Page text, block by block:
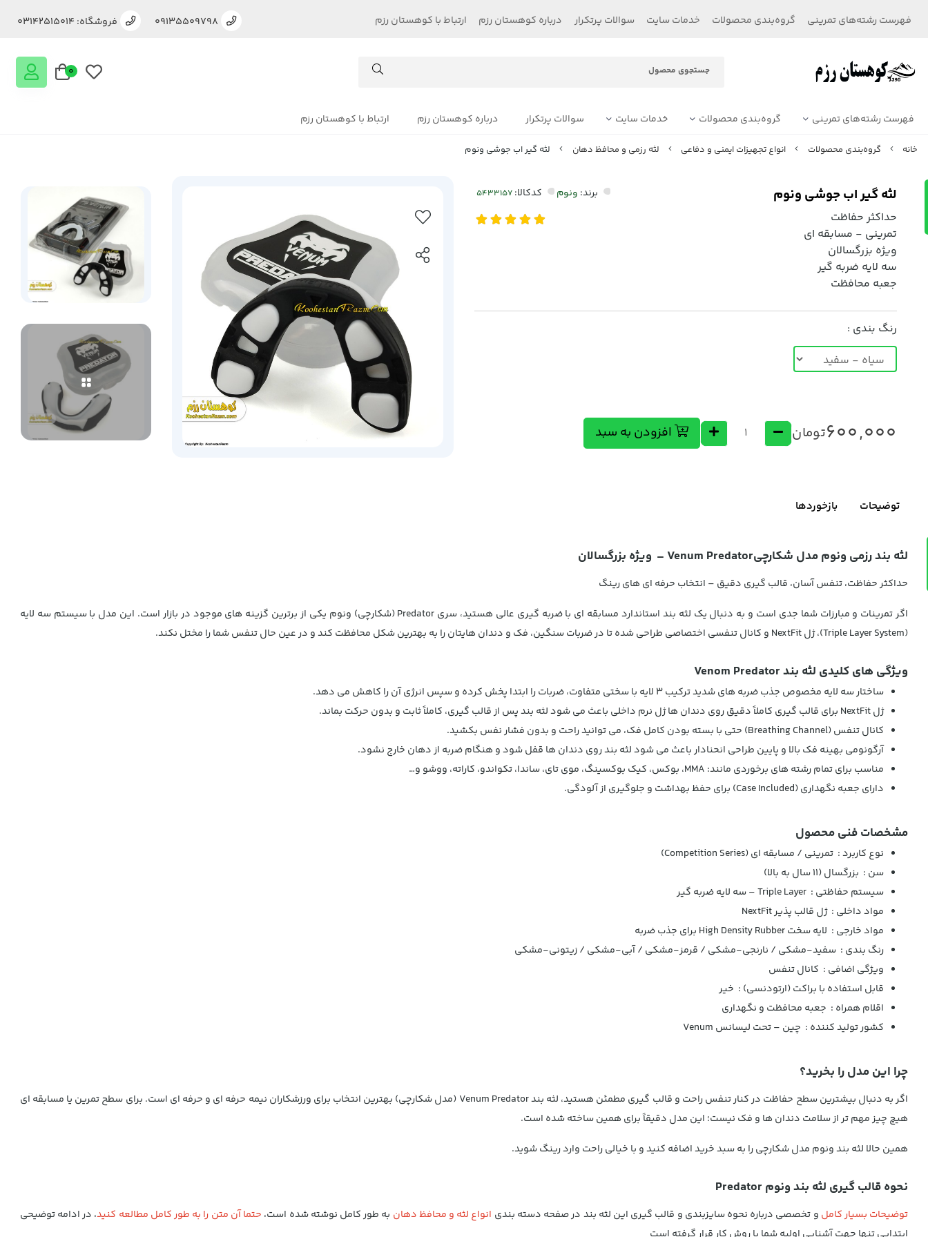
فهرست رشته‌های تمرینی گروه‌بندی محصولات خدمات سایت سوالات پرتکرار درباره کوهستان رزم ارتباط با کوهستان رزم 09135509798 فروشگاه: 03142515014
0
فهرست رشته‌های تمرینی گروه‌بندی محصولات خدمات سایت سوالات پرتکرار درباره کوهستان رزم ارتباط با کوهستان رزم
خانه گروه‌بندی محصولات انواع تجهیزات ایمنی و دفاعی لثه رزمی و محافظ دهان لثه گیر اب جوشی ونوم
لثه گیر اب جوشی ونوم
حداکثر حفاظت
تمرینی - مسابقه ای
ویژه بزرگسالان
سه لایه ضربه گیر
جعبه محافظت
برند: ونوم کدکالا:
رنگ بندی :
600,000تومان افزودن به سبد
توضیحات بازخوردها
لثه بند رزمی ونوم مدل شکارچیVenum Predator – ویژه بزرگسالان
حداکثر حفاظت، تنفس آسان، قالب گیری دقیق – انتخاب حرفه ای های رینگ
اگر تمرینات و مبارزات شما جدی است و به دنبال یک لثه بند استاندارد مسابقه ای با ضربه گیری عالی هستید، سری Predator (شکارچی) ونوم یکی از برترین گزینه های موجود در بازار است. این مدل با سیستم سه لایه
(Triple Layer System)، ژل NextFit و کانال تنفسی اختصاصی طراحی شده تا در ضربات سنگین، فک و دندان هایتان را به بهترین شکل محافظت کند و در عین حال تنفس شما را مختل نکند.
ویژگی های کلیدی لثه بند Venom Predator
ساختار سه لایه مخصوص جذب ضربه های شدید ترکیب ۳ لایه با سختی متفاوت، ضربات را ابتدا پخش کرده و سپس انرژی آن را کاهش می دهد.
ژل NextFit برای قالب گیری کاملاً دقیق روی دندان ها ژل نرم داخلی باعث می شود لثه بند پس از قالب گیری، کاملاً ثابت و بدون حرکت بماند.
کانال تنفس (Breathing Channel) حتی با بسته بودن کامل فک، می توانید راحت و بدون فشار نفس بکشید.
آرگونومی بهینه فک بالا و پایین طراحی انحنادار باعث می شود لثه بند روی دندان ها قفل شود و هنگام ضربه از دهان خارج نشود.
مناسب برای تمام رشته های برخوردی مانند: MMA، بوکس، کیک بوکسینگ، موی تای، ساندا، تکواندو، کاراته، ووشو و…
دارای جعبه نگهداری (Case Included) برای حفظ بهداشت و جلوگیری از آلودگی.
مشخصات فنی محصول
نوع کاربرد : تمرینی / مسابقه ای (Competition Series)
سن : بزرگسال (1۱ سال به بالا)
سیستم حفاظتی : Triple Layer – سه لایه ضربه گیر
مواد داخلی : ژل قالب پذیر NextFit
مواد خارجی : لایه سخت High Density Rubber برای جذب ضربه
رنگ بندی : سفید-مشکی / نارنجی-مشکی / قرمز-مشکی / آبی-مشکی / زیتونی-مشکی
ویژگی اضافی : کانال تنفس
قابل استفاده با براکت (ارتودنسی) : خیر
اقلام همراه : جعبه محافظت و نگهداری
کشور تولید کننده : چین – تحت لیسانس Venum
چرا این مدل را بخرید؟
اگر به دنبال بیشترین سطح حفاظت در کنار تنفس راحت و قالب گیری مطمئن هستید، لثه بند Venum Predator (مدل شکارچی) بهترین انتخاب برای ورزشکاران نیمه حرفه ای و حرفه ای است. برای سطح تمرین یا مسابقه ای
هیچ چیز مهم تر از سلامت دندان ها و فک نیست؛ این مدل دقیقاً برای همین ساخته شده است.
همین حالا لثه بند ونوم مدل شکارچی را به سبد خرید اضافه کنید و با خیالی راحت وارد رینگ شوید.
نحوه قالب گیری لثه بند ونوم Predator
توضیحات بسیار کامل و تخصصی درباره نحوه سایزبندی و قالب گیری این لثه بند در صفحه دسته بندی انواع لثه و محافظ دهان به طور کامل نوشته شده است، حتما آن متن را به طور کامل مطالعه کنید، در ادامه توضیحی